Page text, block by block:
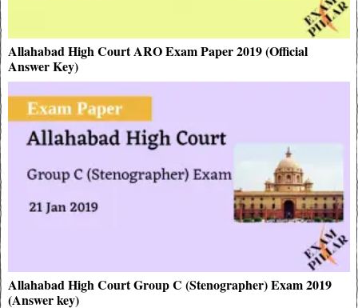
Allahabad High Court ARO Exam Paper 2019 (Official
Answer Key)
Allahabad High Court Group C (Stenographer) Exam 2019
(Answer key)